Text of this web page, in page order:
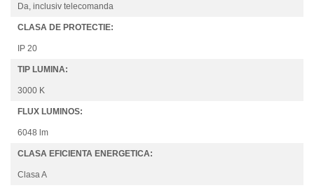
Da, inclusiv telecomanda
CLASA DE PROTECTIE:
IP 20
TIP LUMINA:
3000 K
FLUX LUMINOS:
6048 lm
CLASA EFICIENTA ENERGETICA:
Clasa A